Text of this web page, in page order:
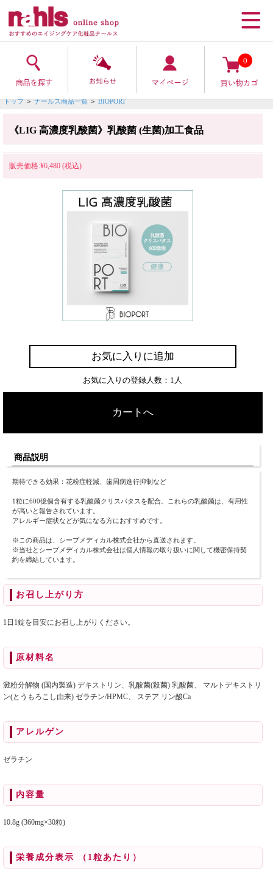
0
トップ ＞ ナールス商品一覧 ＞ BIOPORT
《LIG 高濃度乳酸菌》乳酸菌 (生菌)加工食品
販売価格:¥6,480 (税込)
お気に入りに追加
お気に入りの登録人数：1人
カートへ
商品説明
期待できる効果：花粉症軽減、歯周病進行抑制など
1粒に600億個含有する乳酸菌クリスパタスを配合。これらの乳酸菌は、有用性
が高いと報告されています。
アレルギー症状などが気になる方におすすめです。
※この商品は、シープメディカル株式会社から直送されます。
※当社とシープメディカル株式会社は個人情報の取り扱いに関して機密保持契
約を締結しています。
お召し上がり方
1日1錠を目安にお召し上がりください。
原材料名
澱粉分解物 (国内製造) デキストリン、乳酸菌(殺菌) 乳酸菌、 マルトデキストリ
ン(とうもろこし由来) ゼラチン/HPMC、 ステア リン酸Ca
アレルゲン
ゼラチン
内容量
10.8g (360mg×30粒)
栄養成分表示 （1粒あたり）